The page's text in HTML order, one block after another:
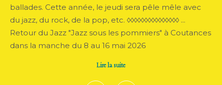
ballades. Cette année, le jeudi sera pêle mêle avec
du jazz, du rock, de la pop, etc. ◊◊◊◊◊◊◊◊◊◊◊◊◊◊◊ ...
Retour du Jazz "Jazz sous les pommiers" à Coutances
dans la manche du 8 au 16 mai 2026
Lire la suite